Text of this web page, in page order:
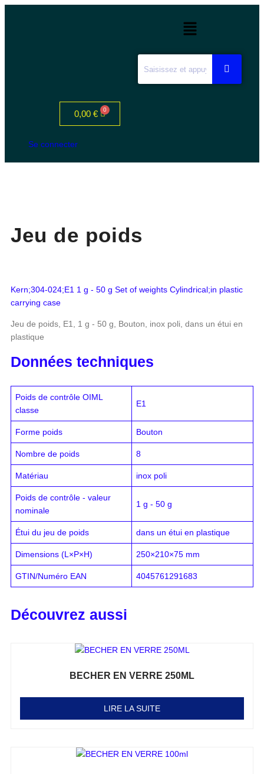
0,00 €
Se connecter
Jeu de poids
Kern;304-024;E1 1 g - 50 g Set of weights Cylindrical;in plastic
carrying case
Jeu de poids, E1, 1 g - 50 g, Bouton, inox poli, dans un étui en
plastique
Données techniques
Poids de contrôle OIML
classe
E1
Forme poids Bouton
Nombre de poids 8
Matériau inox poli
Poids de contrôle - valeur
nominale
1 g - 50 g
Étui du jeu de poids dans un étui en plastique
Dimensions (L×P×H) 250×210×75 mm
GTIN/Numéro EAN 4045761291683
Découvrez aussi
BECHER EN VERRE 250ML
LIRE LA SUITE